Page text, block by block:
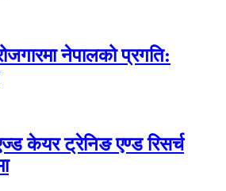
नेपालको प्रगति:
केयर ट्रेनिङ एण्ड रिसर्च